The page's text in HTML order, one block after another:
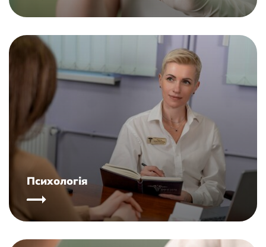
Психологія